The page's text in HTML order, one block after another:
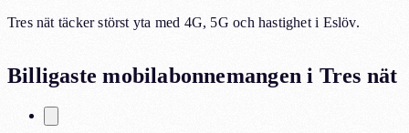
Tres nät täcker störst yta med 4G, 5G och hastighet i Eslöv.
Billigaste mobilabonnemangen i Tres nät